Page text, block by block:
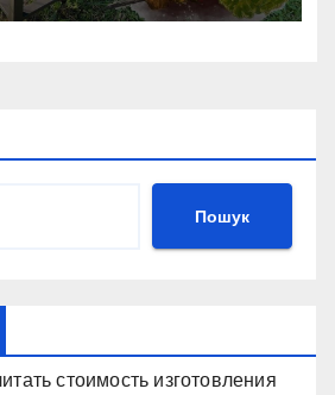
Пошук
стоимость изготовления